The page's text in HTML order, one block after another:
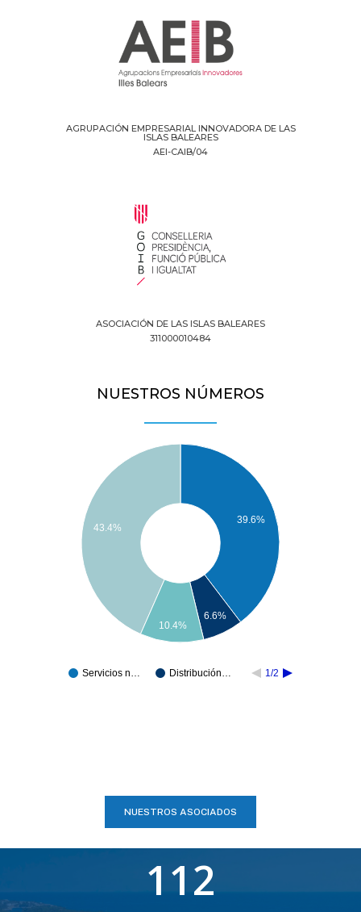
AGRUPACIÓN EMPRESARIAL INNOVADORA DE LAS
ISLAS BALEARES
AEI-CAIB/04
ASOCIACIÓN DE LAS ISLAS BALEARES
311000010484
NUESTROS NÚMEROS
Servicios n… Distribución… 1/2
39.6%
6.6%
43.4%
10.4%
NUESTROS ASOCIADOS
112